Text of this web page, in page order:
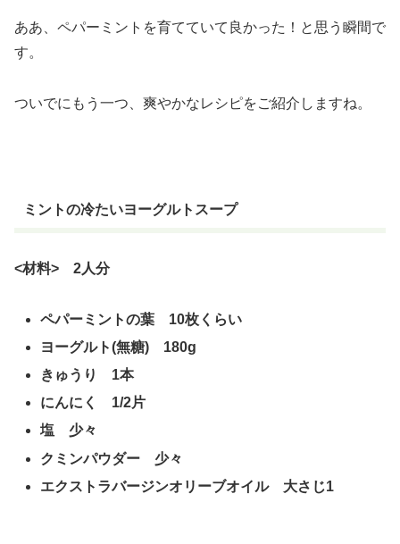
ああ、ペパーミントを育てていて良かった！と思う瞬間で
す。
ついでにもう一つ、爽やかなレシピをご紹介しますね。
ミントの冷たいヨーグルトスープ
<材料> 2人分
ペパーミントの葉 10枚くらい
ヨーグルト(無糖) 180g
きゅうり 1本
にんにく 1/2片
塩 少々
クミンパウダー 少々
エクストラバージンオリーブオイル 大さじ1